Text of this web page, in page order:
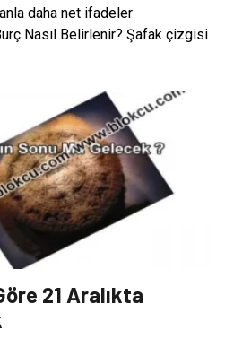
daha net ifadeler
Nasıl Belirlenir? Şafak çizgisi
21 Aralıkta